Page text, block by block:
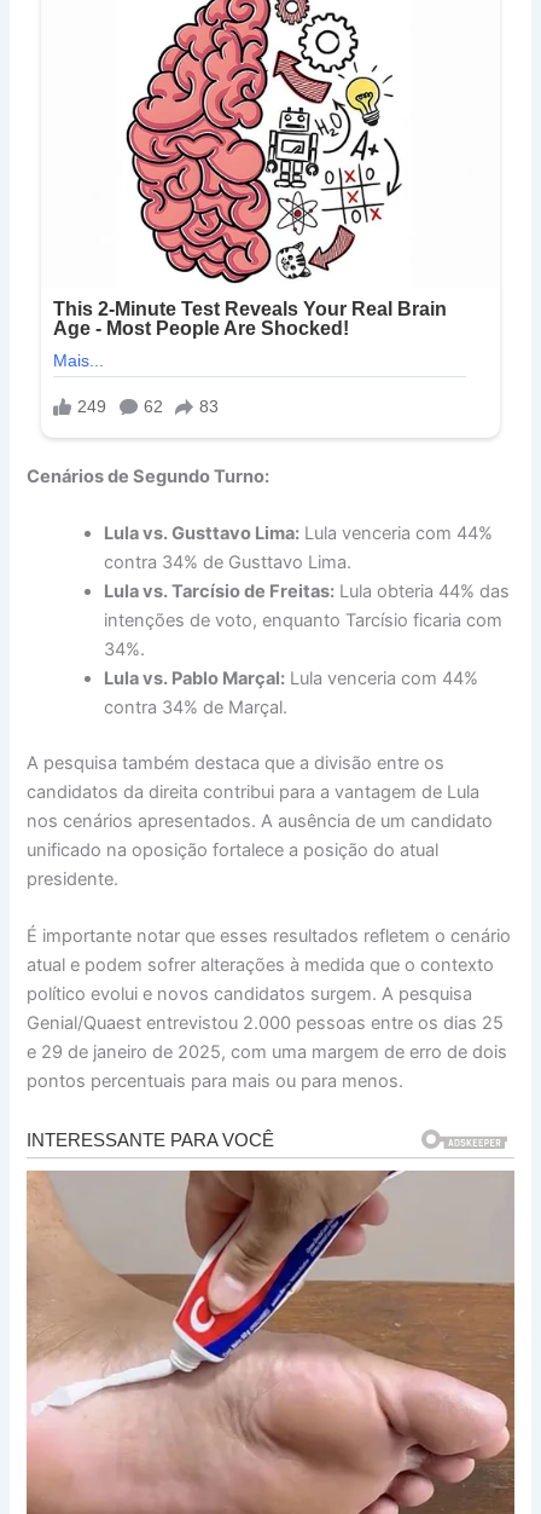
Cenários de Segundo Turno:
Lula vs. Gusttavo Lima: Lula venceria com 44%
contra 34% de Gusttavo Lima.
Lula vs. Tarcísio de Freitas: Lula obteria 44% das
intenções de voto, enquanto Tarcísio ficaria com
34%.
Lula vs. Pablo Marçal: Lula venceria com 44%
contra 34% de Marçal.
A pesquisa também destaca que a divisão entre os
candidatos da direita contribui para a vantagem de Lula
nos cenários apresentados. A ausência de um candidato
unificado na oposição fortalece a posição do atual
presidente.
É importante notar que esses resultados refletem o cenário
atual e podem sofrer alterações à medida que o contexto
político evolui e novos candidatos surgem. A pesquisa
Genial/Quaest entrevistou 2.000 pessoas entre os dias 25
e 29 de janeiro de 2025, com uma margem de erro de dois
pontos percentuais para mais ou para menos.